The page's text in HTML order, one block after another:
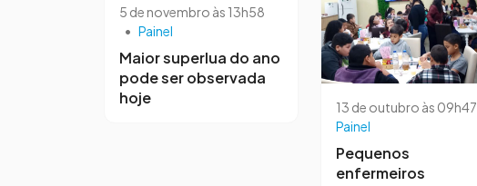
5 de novembro às 13h58
• Painel
Maior superlua do ano
pode ser observada
hoje
13 de outubro às 09h47
Painel
Pequenos
enfermeiros